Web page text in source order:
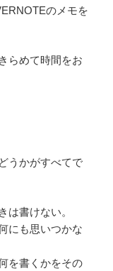
のメモを
らめて時間をお
うかがすべてで
は書けない。
にも思いつかな
を書くかをその